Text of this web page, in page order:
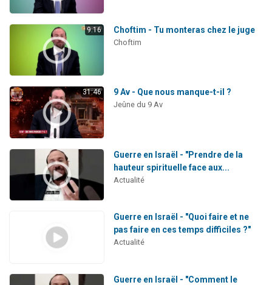
9:16 Choftim - Tu monteras chez le juge
Choftim
31:46 9 Av - Que nous manque-t-il ?
Jeûne du 9 Av
Guerre en Israël - "Prendre de la
hauteur spirituelle face aux...
Actualité
Guerre en Israël - "Quoi faire et ne
pas faire en ces temps difficiles ?"
Actualité
Guerre en Israël - "Comment le